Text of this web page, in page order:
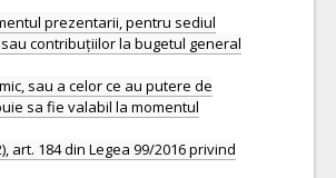
prezentarii, pentru sediul
contribuțiilor la bugetul general
sau a celor ce au putere de
sa fie valabil la momentul
184 din Legea 99/2016 privind